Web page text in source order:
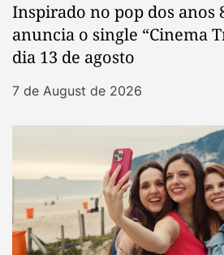
Inspirado no pop dos anos
anuncia o single “Cinema
dia 13 de agosto
7 de August de 2026